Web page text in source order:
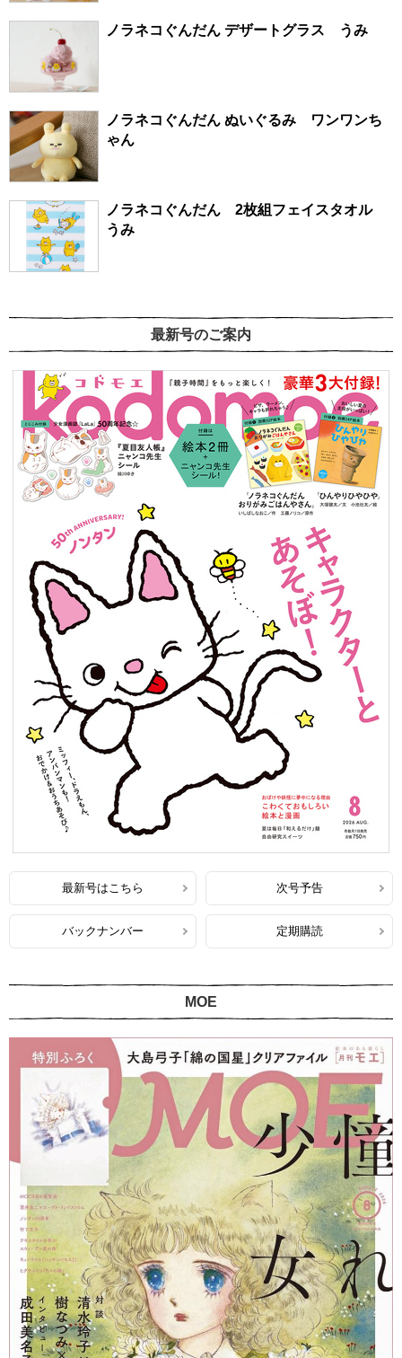
ノラネコぐんだん デザートグラス うみ
ノラネコぐんだん ぬいぐるみ ワンワンち
ゃん
ノラネコぐんだん 2枚組フェイスタオル
うみ
最新号のご案内
最新号はこちら 次号予告
バックナンバー 定期購読
MOE